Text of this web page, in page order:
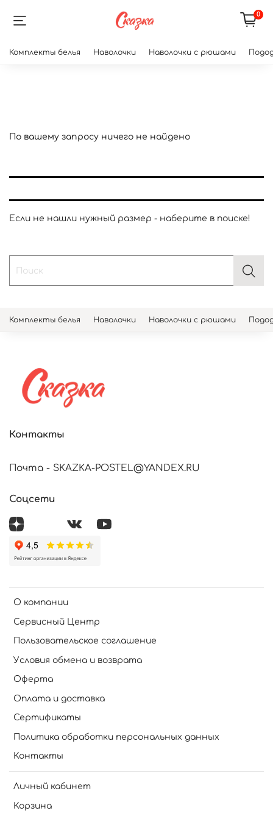
0
Комплекты белья Наволочки Наволочки с рюшами
По вашему запросу ничего не найдено
Если не нашли нужный размер - наберите в поиске!
Комплекты белья Наволочки Наволочки с рюшами
О компании
Сервисный Центр
Пользовательское соглашение
Условия обмена и возврата
Оферта
Оплата и доставка
Сертификаты
Политика обработки персональных данных
Контакты
Личный кабинет
Корзина
Контакты
Почта - SKAZKA-POSTEL@YANDEX.RU
Соцсети